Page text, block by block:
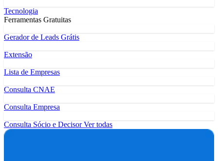
Tecnologia
Ferramentas Gratuitas
Gerador de Leads Grátis
Extensão
Lista de Empresas
Consulta CNAE
Consulta Empresa
Consulta Sócio e DecisorVer todas